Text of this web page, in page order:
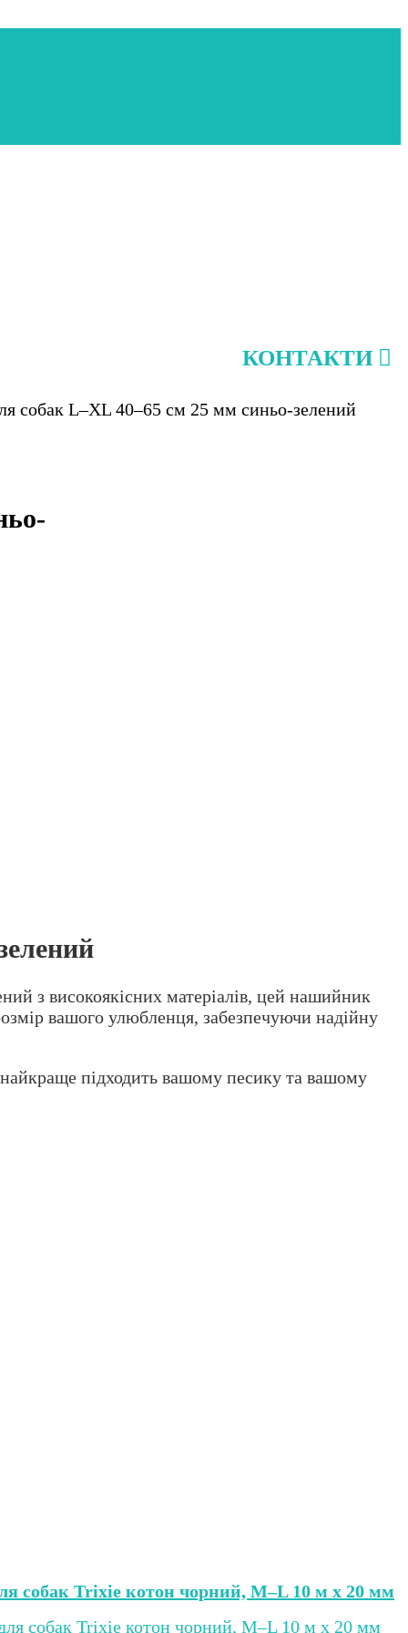
КОНТАКТИ
собак L–XL 40–65 см 25 мм синьо-зелений
з високоякісних матеріалів, цей нашийник
вашого улюбленця, забезпечуючи надійну
підходить вашому песику та вашому
собак Trixie котон чорний, M–L 10 м х 20 мм